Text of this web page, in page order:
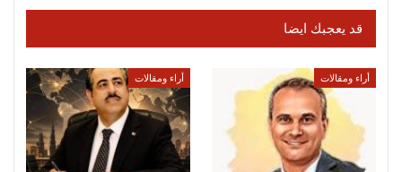
قد يعجبك ايضا
أراء ومقالات أراء ومقالات